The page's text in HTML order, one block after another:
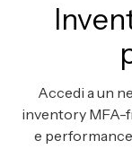
Accedi a un
inventory MFA-
e